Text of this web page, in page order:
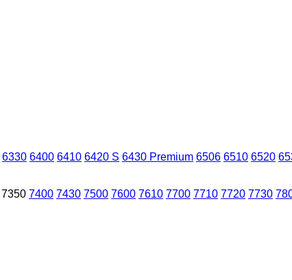
6330 6400 6410 6420 S 6430 Premium 6506 6510 6520
7350 7400 7430 7500 7600 7610 7700 7710 7720 7730